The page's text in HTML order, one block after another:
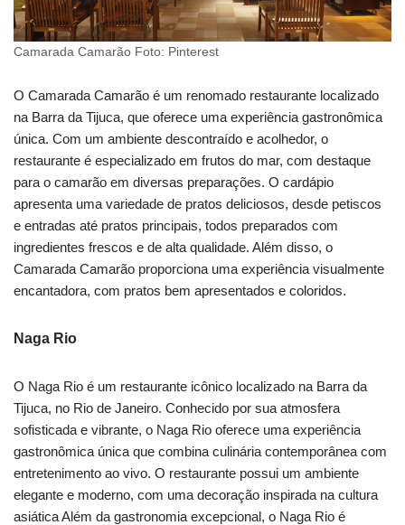
Camarada Camarão Foto: Pinterest
O Camarada Camarão é um renomado restaurante localizado
na Barra da Tijuca, que oferece uma experiência gastronômica
única. Com um ambiente descontraído e acolhedor, o
restaurante é especializado em frutos do mar, com destaque
para o camarão em diversas preparações. O cardápio
apresenta uma variedade de pratos deliciosos, desde petiscos
e entradas até pratos principais, todos preparados com
ingredientes frescos e de alta qualidade. Além disso, o
Camarada Camarão proporciona uma experiência visualmente
encantadora, com pratos bem apresentados e coloridos.
Naga Rio
O Naga Rio é um restaurante icônico localizado na Barra da
Tijuca, no Rio de Janeiro. Conhecido por sua atmosfera
sofisticada e vibrante, o Naga Rio oferece uma experiência
gastronômica única que combina culinária contemporânea com
entretenimento ao vivo. O restaurante possui um ambiente
elegante e moderno, com uma decoração inspirada na cultura
asiática Além da gastronomia excepcional, o Naga Rio é